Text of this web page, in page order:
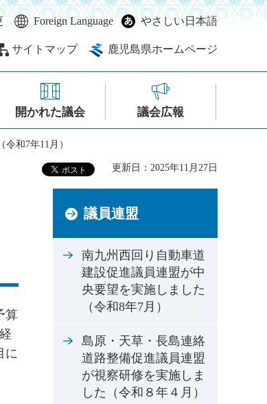
Foreign Language やさしい日本語
サイトマップ 鹿児島県ホームページ
開かれた議会 議会広報
和7年11月）
更新日：2025年11月27日
算
に
議員連盟
南九州西回り自動車道
建設促進議員連盟が中
央要望を実施しました
（令和8年7月）
島原・天草・長島連絡
道路整備促進議員連盟
が視察研修を実施しま
した（令和８年４月）